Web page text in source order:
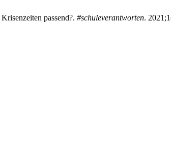
passend?. #schuleverantworten.